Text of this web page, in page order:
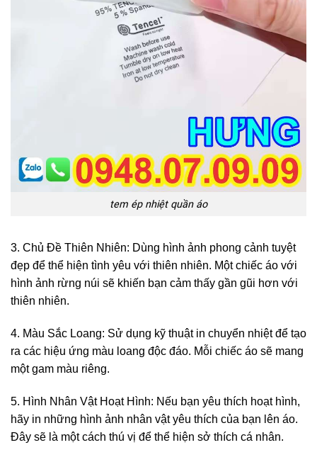
tem ép nhiệt quần áo
3. Chủ Đề Thiên Nhiên: Dùng hình ảnh phong cảnh tuyệt
đẹp để thể hiện tình yêu với thiên nhiên. Một chiếc áo với
hình ảnh rừng núi sẽ khiến bạn cảm thấy gần gũi hơn với
thiên nhiên.
4. Màu Sắc Loang: Sử dụng kỹ thuật in chuyển nhiệt để tạo
ra các hiệu ứng màu loang độc đáo. Mỗi chiếc áo sẽ mang
một gam màu riêng.
5. Hình Nhân Vật Hoạt Hình: Nếu bạn yêu thích hoạt hình,
hãy in những hình ảnh nhân vật yêu thích của bạn lên áo.
Đây sẽ là một cách thú vị để thể hiện sở thích cá nhân.